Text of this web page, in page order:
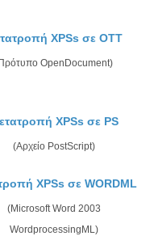
XPSs σε OTT
OpenDocument)
XPSs σε PS
(Αρχείο PostScript)
XPSs σε WORDML
(Microsoft Word 2003
WordprocessingML)